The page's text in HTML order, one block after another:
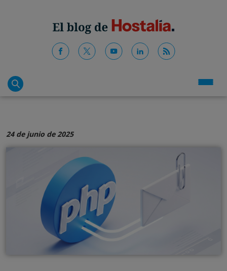
24 de junio de 2025